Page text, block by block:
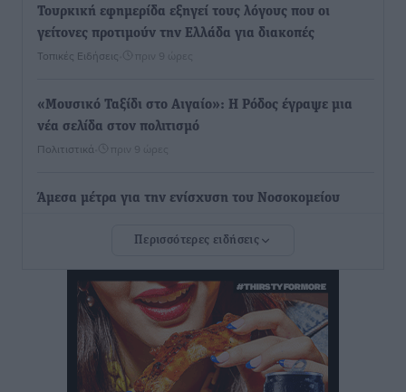
Τουρκική εφημερίδα εξηγεί τους λόγους που οι
γείτονες προτιμούν την Ελλάδα για διακοπές
Τοπικές Ειδήσεις πριν 9 ώρες
«Μουσικό Ταξίδι στο Αιγαίο»: Η Ρόδος έγραψε μια
νέα σελίδα στον πολιτισμό
Πολιτιστικά πριν 9 ώρες
Άμεσα μέτρα για την ενίσχυση του Νοσοκομείου
ανακοίνωσε ο Άδωνις Γεωργιάδης
Iατρικός Σύλλογος Ροδου προς Α. Γεωργιάδη:
Στρατηγικές Προτάσεις για την Ενίσχυση της
Δημόσιας Υγείας στη Νησιωτική Ελλάδα και στα
Νοσοκομεία της Γ΄ Ζώνης
Περισσότερες ειδήσεις